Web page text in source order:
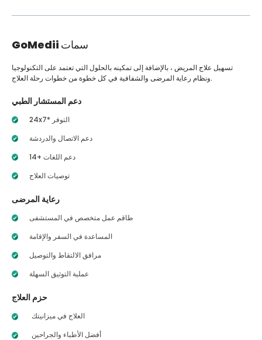
GoMedii سمات
تسهيل علاج المريض ، بالإضافة إلى تمكينه بالحلول التي تعتمد على التكنولوجيا
ونظام رعاية المرضى والشفافية في كل خطوة من خطوات رحلة العلاج.
دعم المستشار الطبي
24x7* التوفر
دعم الاتصال والدردشة
14+ دعم اللغات
توصيات العلاج
رعاية المرضى
طاقم عمل متخصص في المستشفى
المساعدة في السفر والإقامة
مرافق الالتقاط والتوصيل
عملية التوثيق السهلة
حزم العلاج
العلاج في ميزانيتك
أفضل الأطباء والجراحين